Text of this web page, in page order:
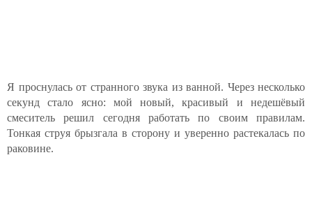
Я проснулась от странного звука из ванной. Через несколько
секунд стало ясно: мой новый, красивый и недешёвый
смеситель решил сегодня работать по своим правилам.
Тонкая струя брызгала в сторону и уверенно растекалась по
раковине.